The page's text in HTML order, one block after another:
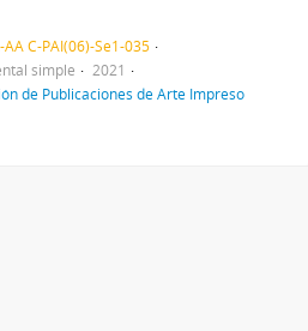
AA C-PAI(06)-Se1-035
simple
2021
de Publicaciones de Arte Impreso